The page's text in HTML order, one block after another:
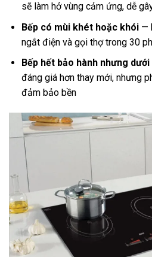
sẽ làm hở vùng cảm ứng, dễ
Bếp có mùi khét hoặc khói—
ngắt điện và gọi thợ trong 30
Bếp hết bảo hành nhưng dưới
đáng giá hơn thay mới, nhưng
đảm bảo bền